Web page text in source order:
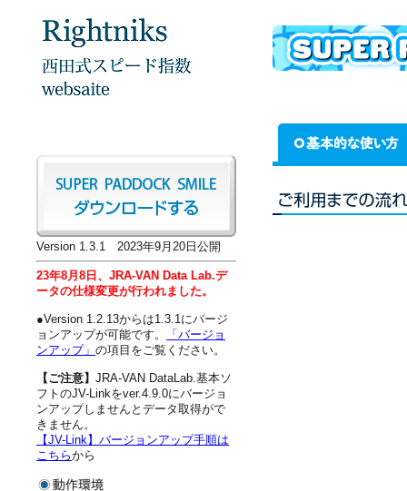
Version 1.3.1 2023年9月20日公開
23年8月8日、JRA-VAN Data Lab.デ
ータの仕様変更が行われました。
●Version 1.2.13からは1.3.1にバージ
ョンアップが可能です。
「バージョ
ンアップ」 の項目をご覧ください。
【ご注意】 JRA-VAN DataLab.基本ソ
フトのJV-Linkをver.4.9.0にバージョ
ンアップしませんとデータ取得がで
きません。
【JV-Link】バージョンアップ手順は
こちらから